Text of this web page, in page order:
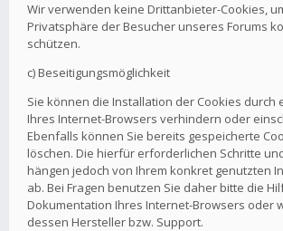
Wir verwenden keine Drittanbieter-Cookies,
Privatsphäre der Besucher unseres Forums
schützen.
c) Beseitigungsmöglichkeit
Sie können die Installation der Cookies durch
Ihres Internet-Browsers verhindern oder
Ebenfalls können Sie bereits gespeicherte
löschen. Die hierfür erforderlichen Schritte
hängen jedoch von Ihrem konkret genutzten
ab. Bei Fragen benutzen Sie daher bitte die
Dokumentation Ihres Internet-Browsers oder
dessen Hersteller bzw. Support.